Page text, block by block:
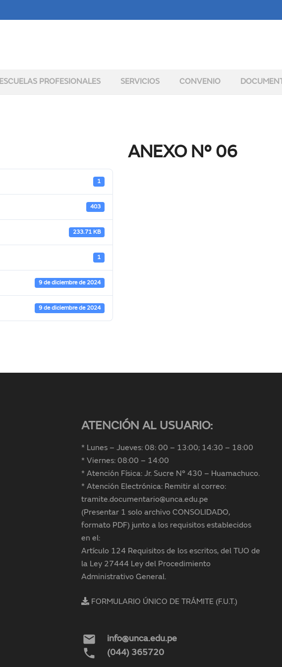
ESCUELAS PROFESIONALES SERVICIOS CONVENIO
1
403
233.71 KB
1
9 de diciembre de 2024
9 de diciembre de 2024
ANEXO N° 06
ATENCIÓN AL USUARIO:
* Lunes – Jueves: 08: 00 – 13:00; 14:30 – 18:00
* Viernes: 08:00 – 14:00
* Atención Física: Jr. Sucre N° 430 – Huamachuco.
* Atención Electrónica: Remitir al correo:
tramite.documentario@unca.edu.pe
(Presentar 1 solo archivo CONSOLIDADO,
formato PDF) junto a los requisitos establecidos
en el:
Artículo 124 Requisitos de los escritos, del TUO de
la Ley 27444 Ley del Procedimiento
Administrativo General.
FORMULARIO ÚNICO DE TRÁMITE (F.U.T.)
mail info@unca.edu.pe
phone (044) 365720